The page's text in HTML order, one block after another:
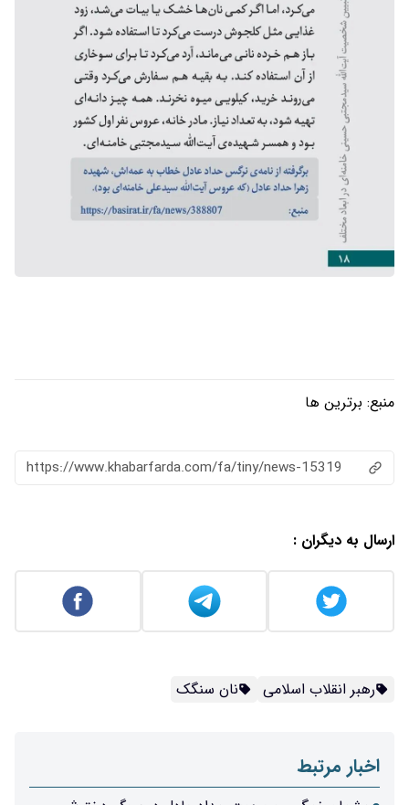
منبع: برترین ها
https://www.khabarfarda.com/fa/tiny/news-15319
ارسال به دیگران :
رهبر انقلاب اسلامی نان سنگک
اخبار مرتبط